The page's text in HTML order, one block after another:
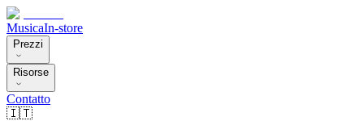
MusicaIn-store
Prezzi
Risorse
Contatto
🇮🇹